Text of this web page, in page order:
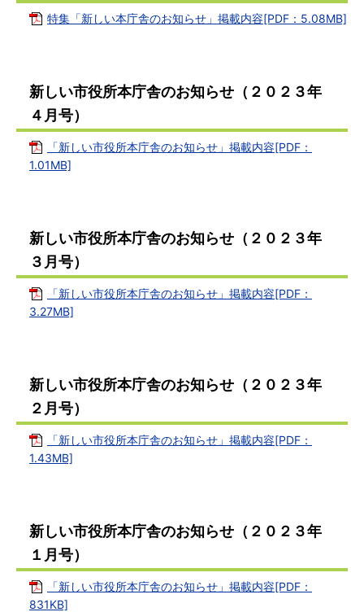
特集「新しい本庁舎のお知らせ」掲載内容[PDF：5.08MB]
新しい市役所本庁舎のお知らせ（２０２３年
４月号）
「新しい市役所本庁舎のお知らせ」掲載内容[PDF：
1.01MB]
新しい市役所本庁舎のお知らせ（２０２３年
３月号）
「新しい市役所本庁舎のお知らせ」掲載内容[PDF：
3.27MB]
新しい市役所本庁舎のお知らせ（２０２３年
２月号）
「新しい市役所本庁舎のお知らせ」掲載内容[PDF：
1.43MB]
新しい市役所本庁舎のお知らせ（２０２３年
１月号）
「新しい市役所本庁舎のお知らせ」掲載内容[PDF：
831KB]